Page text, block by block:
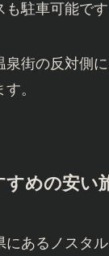
駐車可能です
泉街の反対側
。
すめの安い
にあるノスタ